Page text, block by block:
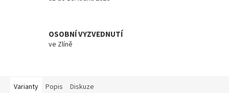
OSOBNÍ VYZVEDNUTÍ
ve Zlíně
Varianty Popis Diskuze